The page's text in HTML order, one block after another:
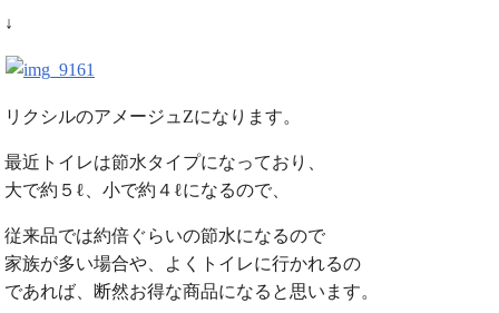
↓
リクシルのアメージュZになります。
最近トイレは節水タイプになっており、
大で約５ℓ、小で約４ℓになるので、
従来品では約倍ぐらいの節水になるので
家族が多い場合や、よくトイレに行かれるの
であれば、断然お得な商品になると思います。